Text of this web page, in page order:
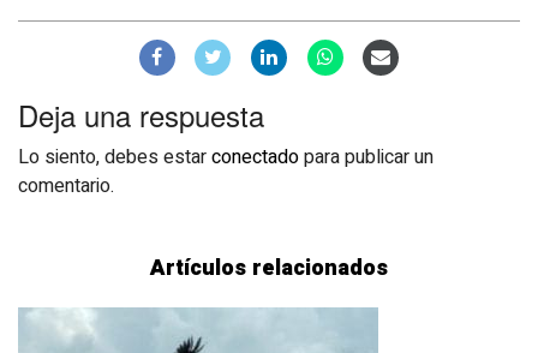
Deja una respuesta
Lo siento, debes estarconectadopara publicar un
comentario.
Artículos relacionados